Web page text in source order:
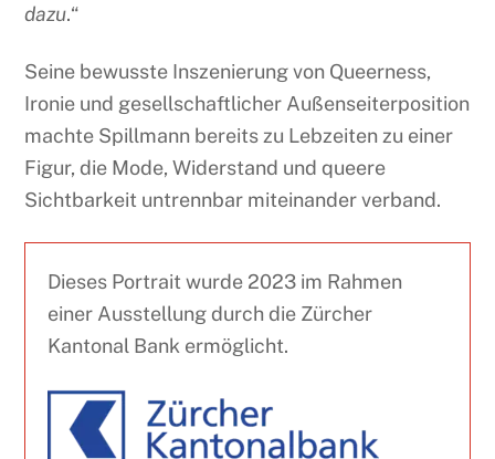
dazu.“
Seine bewusste Inszenierung von Queerness,
Ironie und gesellschaftlicher Außenseiterposition
machte Spillmann bereits zu Lebzeiten zu einer
Figur, die Mode, Widerstand und queere
Sichtbarkeit untrennbar miteinander verband.
Dieses Portrait wurde 2023 im Rahmen
einer Ausstellung durch die Zürcher
Kantonal Bank ermöglicht.